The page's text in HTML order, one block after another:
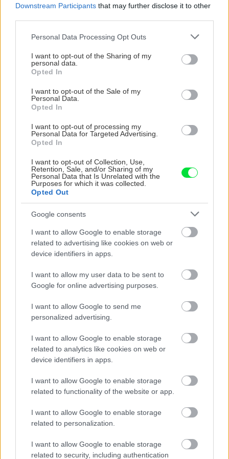
Downstream Participants that may further disclose it to other
Please note that this website/app uses one or more Google
not limited to your visit or usage behaviour. You may click to
grant or deny consent to Google and its third-party tags to
use your data for below specified purposes in below Google
consent section.
Personal Data Processing Opt Outs
I want to opt-out of the Sharing of my
personal data.
Opted In
I want to opt-out of the Sale of my
Personal Data.
Opted In
I want to opt-out of processing my
Personal Data for Targeted Advertising.
Opted In
I want to opt-out of Collection, Use,
Retention, Sale, and/or Sharing of my
Personal Data that Is Unrelated with the
Purposes for which it was collected.
Opted Out
Google consents
I want to allow Google to enable storage
related to advertising like cookies on web or
device identifiers in apps.
I want to allow my user data to be sent to
Google for online advertising purposes.
I want to allow Google to send me
personalized advertising.
I want to allow Google to enable storage
related to analytics like cookies on web or
device identifiers in apps.
I want to allow Google to enable storage
related to functionality of the website or app.
I want to allow Google to enable storage
related to personalization.
I want to allow Google to enable storage
related to security, including authentication
CHALUPA
Na Morave prerobila
nepoznanie: Keď
vojdete dnu, zabudnete,
že nie ste v Toskánsku
S motorovou pílou sa
Slovák sa nebál a v
Čičmanoch si postavil
montovaný domček v
Temné stránky chalúp:
10 najčastejších
vás môžu nepríjemne
prekvapiť
Žena, búracie kladivo a
1654 sa nevidí každý
deň!
DOM